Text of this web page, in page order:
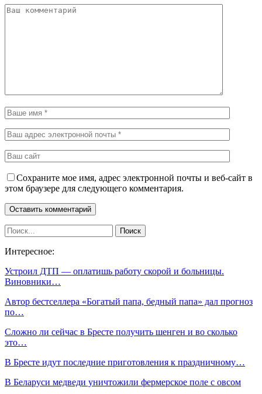
Сохраните мое имя, адрес электронной почты и веб-сайт в
этом браузере для следующего комментария.
Интересное:
Устроил ДТП — оплатишь работу скорой и больницы.
Виновники…
Автор бестселлера «Богатый папа, бедный папа» дал прогноз
по…
Сложно ли сейчас в Бресте получить шенген и во сколько
это…
В Бресте идут последние приготовления к праздничному…
В Беларуси медведи уничтожили фермерское поле с овсом